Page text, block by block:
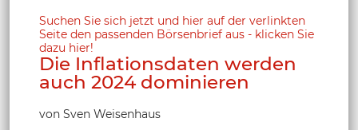
Suchen Sie sich jetzt und hier auf der verlinkten
Seite den passenden Börsenbrief aus - klicken Sie
dazu hier!
Die Inflationsdaten werden
auch 2024 dominieren
von Sven Weisenhaus